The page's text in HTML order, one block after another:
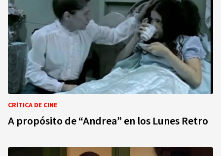
CRÍTICA DE CINE
A propósito de “Andrea” en los Lunes Retro